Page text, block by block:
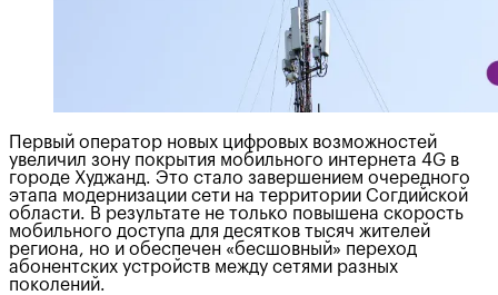
Первый оператор новых цифровых возможностей
увеличил зону покрытия мобильного интернета 4G в
городе Худжанд. Это стало завершением очередного
этапа модернизации сети на территории Согдийской
области. В результате не только повышена скорость
мобильного доступа для десятков тысяч жителей
региона, но и обеспечен «бесшовный» переход
абонентских устройств между сетями разных
поколений.